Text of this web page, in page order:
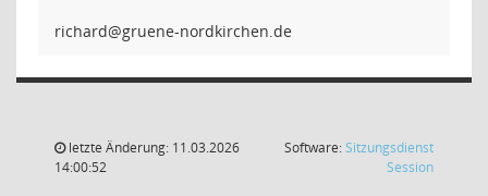
dra
letzte Änderung: 11.03.2026
14:00:52
Software:Sitzungsdienst
Session(Wird in